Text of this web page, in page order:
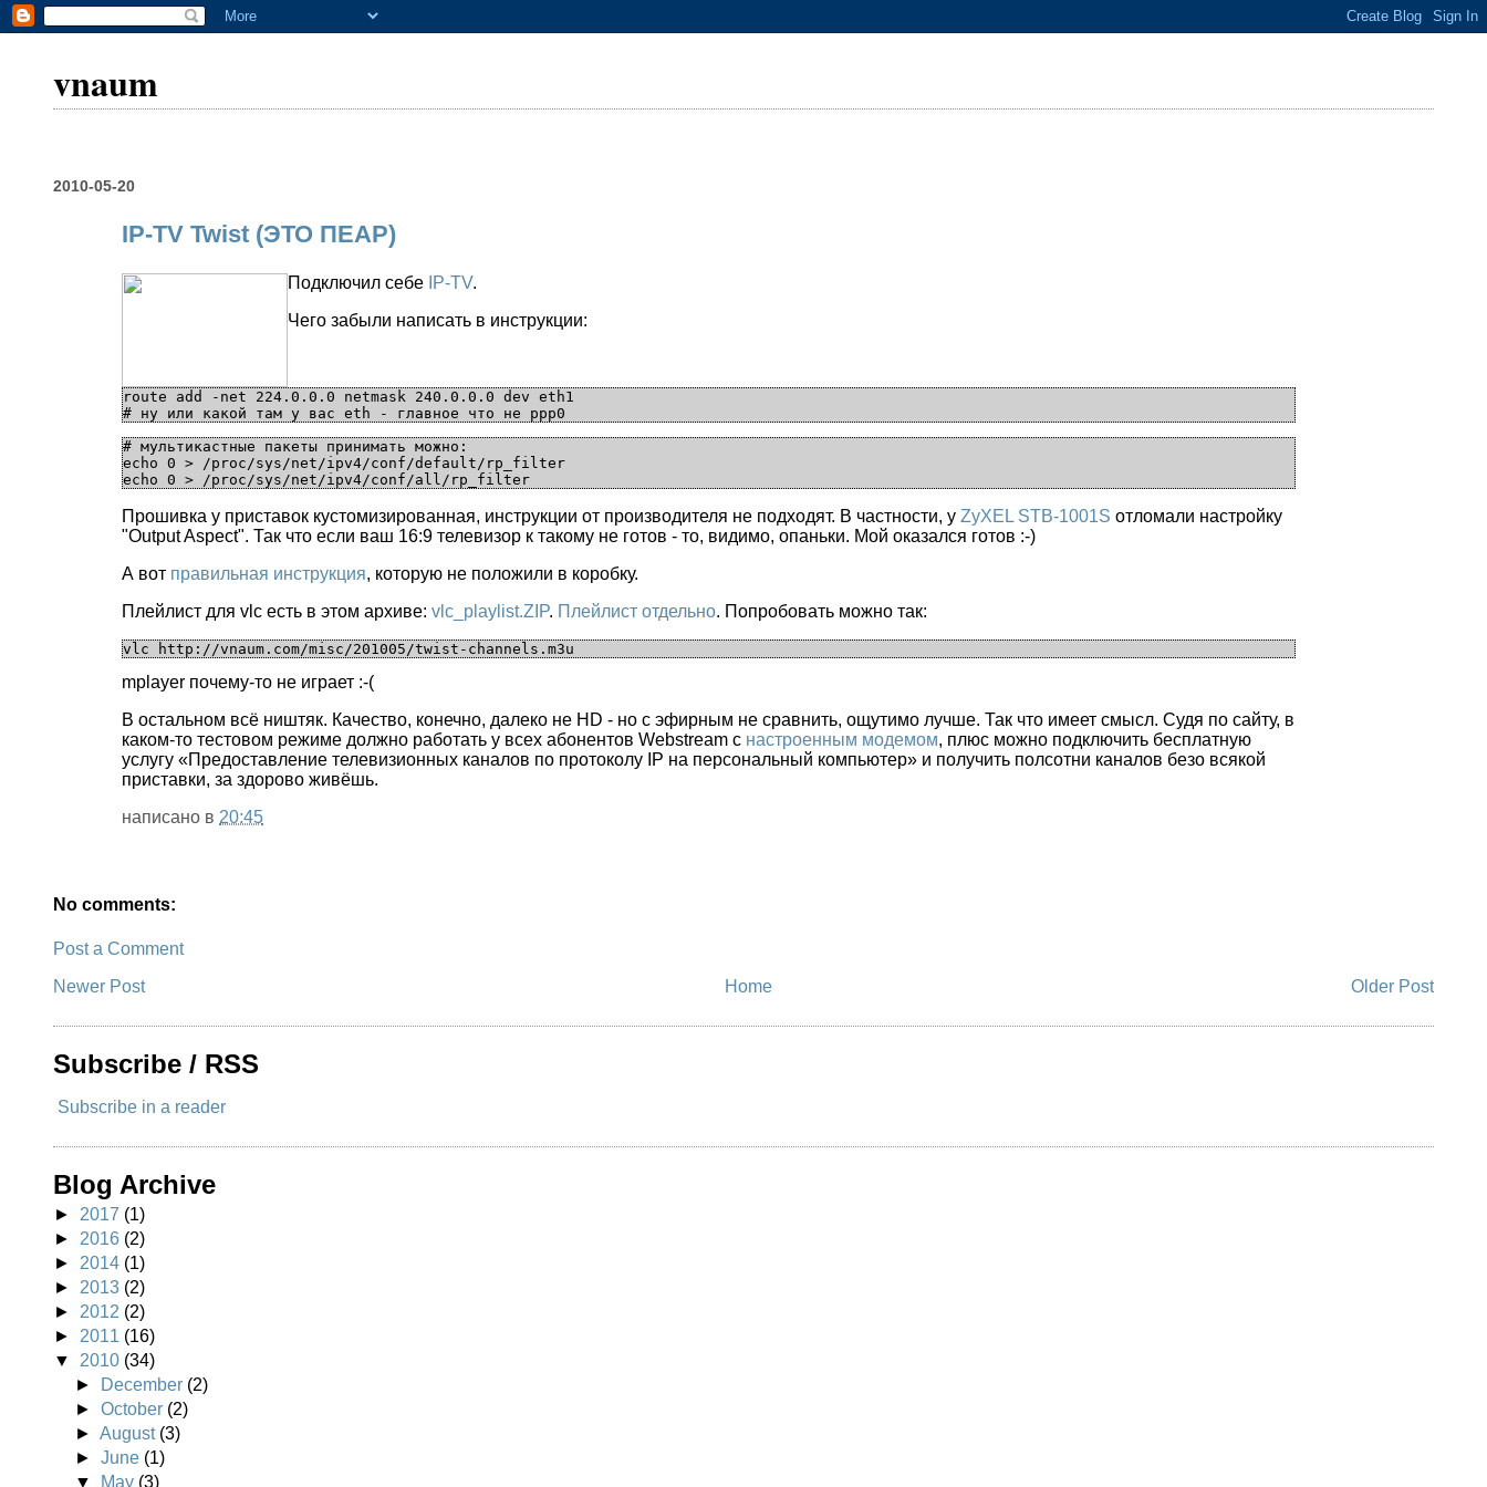
vnaum
2010-05-20
IP-TV Twist (ЭТО ПЕАР)
Подключил себе IP-TV.
Чего забыли написать в инструкции:
route add -net 224.0.0.0 netmask 240.0.0.0 dev eth1
# мультикастные пакеты принимать можно:
echo 0 > /proc/sys/net/ipv4/conf/default/rp_filter
Прошивка у приставок кустомизированная, инструкции от производителя не подходят. В частности, уZyXEL STB-1001S отломали настройку
"Output Aspect". Так что если ваш 16:9 телевизор к такому не готов - то, видимо, опаньки. Мой оказался готов :-)
А вот правильная инструкция, которую не положили в коробку.
Плейлист для vlc есть в этом архиве:vlc_playlist.ZIP. Плейлист отдельно. Попробовать можно так:
mplayer почему-то не играет :-(
В остальном всё ништяк. Качество, конечно, далеко не HD - но с эфирным не сравнить, ощутимо лучше. Так что имеет смысл. Судя по сайту, в
каком-то тестовом режиме должно работать у всех абонентов Webstream c настроенным модемом, плюс можно подключить бесплатную
услугу «Предоставление телевизионных каналов по протоколу IP на персональный компьютер» и получить полсотни каналов безо всякой
приставки, за здорово живёшь.
написано в 20:45
No comments:
Post a Comment
Newer Post
Older Post
Home
Subscribe / RSS
Subscribe in a reader
Blog Archive
► 2017 (1)
► 2016 (2)
► 2014 (1)
► 2013 (2)
► 2012 (2)
► 2011 (16)
▼ 2010 (34)
►
December (2)
►October (2)
►August (3)
►June (1)
▼
May (3)